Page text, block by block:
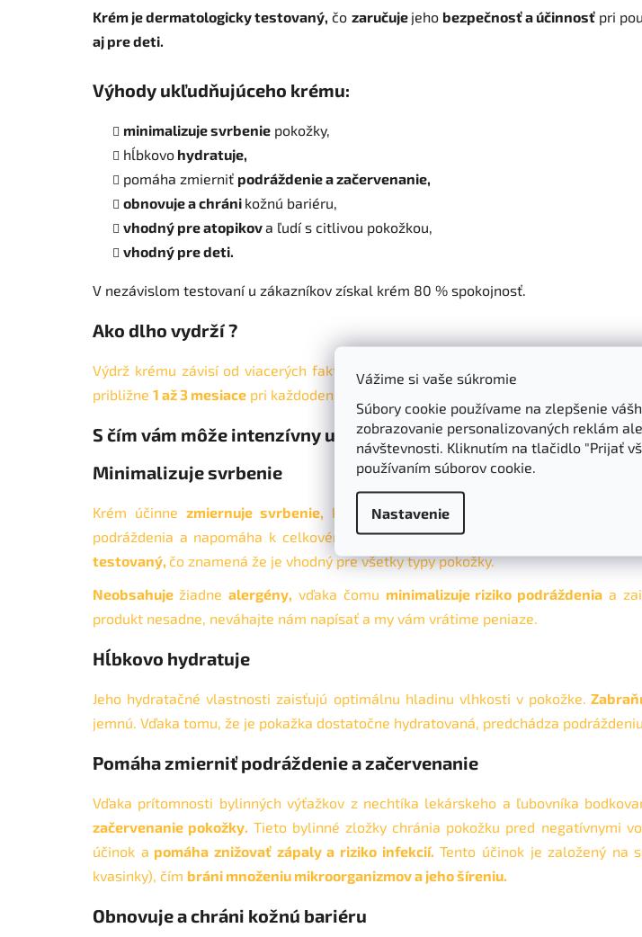
Vážime si vaše súkromie
Súbory cookie používame na zlepšenie
zobrazovanie personalizovaných reklám
návštevnosti. Kliknutím na tlačidlo "Prijať
používaním súborov cookie.
Nastavenie
Krém je dermatologicky testovaný, čo zaručuje jeho bezpečnosť a účinnosťpri
aj pre deti.
Výhody ukľudňujúceho krému:
minimalizuje svrbenie pokožky,
hĺbkovo hydratuje,
pomáha zmierniť podráždenie a začervenanie,
obnovuje a chráni kožnú bariéru,
vhodný pre atopikova ľudí s citlivou pokožkou,
vhodný pre deti.
V nezávislom testovaní u zákazníkov získal krém 80 % spokojnosť.
Ako dlho vydrží ?
Výdrž krému závisí od viacerých faktorov, vo všeobecnosti by však
približne 1 až 3 mesiace pri každodennom používaní. Po otvorení spotrebujte do 6
S čím vám môže intenzívny ukľudňujúci krém pomôcť?
Minimalizuje svrbenie
Krém účinne zmiernuje svrbenie, ktoré je častým sprievodným javom
podráždenia a napomáha k celkovému pohodliu. Vďaka zloženiu z koloidných
testovaný, čo znamená že je vhodný pre všetky typy pokožky.
Neobsahuje žiadne alergény, vďaka čomu minimalizuje riziko podráždenia a
produkt nesadne, neváhajte nám napísať a my vám vrátime peniaze.
Hĺbkovo hydratuje
Jeho hydratačné vlastnosti zaisťujú optimálnu hladinu vlhkosti v pokožke.
jemnú. Vďaka tomu, že je pokažka dostatočne hydratovaná, predchádza
Pomáha zmierniť podráždenie a začervenanie
Vďaka prítomnosti bylinných výťažkov z nechtíka lekárskeho a ľubovníka
začervenanie pokožky. Tieto bylinné zložky chránia pokožku pred negatívnymi
účinok a pomáha znižovať zápaly a riziko infekcií. Tento účinok je založený na
kvasinky), čím bráni množeniu mikroorganizmov a jeho šíreniu.
Obnovuje a chráni kožnú bariéru